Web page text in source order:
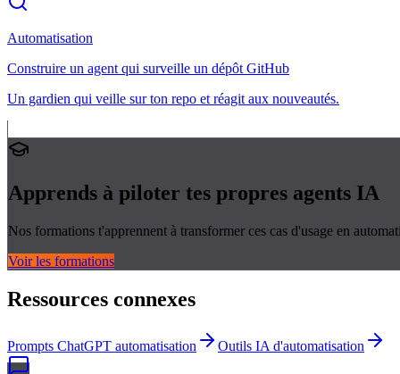
Automatisation
Construire un agent qui surveille un dépôt GitHub
Un gardien qui veille sur ton repo et réagit aux nouveautés.
Apprends à piloter tes propres agents IA
Nos formations t'apprennent à transformer ces cas d'usage en
Voir les formations
Ressources connexes
Prompts ChatGPT automatisation Outils IA d'automatisation